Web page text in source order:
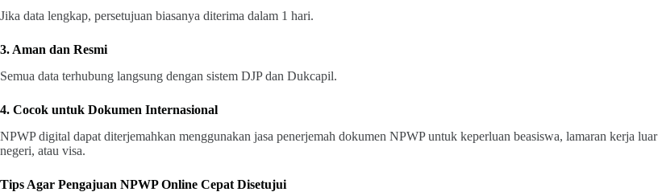
Jika data lengkap, persetujuan biasanya diterima dalam 1 hari.
3. Aman dan Resmi
Semua data terhubung langsung dengan sistem DJP dan Dukcapil.
4. Cocok untuk Dokumen Internasional
NPWP digital dapat diterjemahkan menggunakan jasa penerjemah dokumen NPWP untuk keperluan beasiswa, lamaran kerja luar
negeri, atau visa.
Tips Agar Pengajuan NPWP Online Cepat Disetujui